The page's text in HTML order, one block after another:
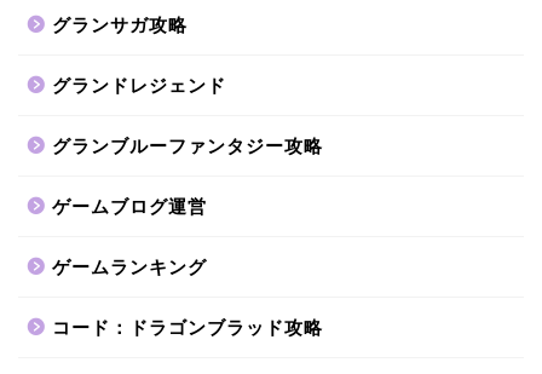
グランサガ攻略
グランドレジェンド
グランブルーファンタジー攻略
ゲームブログ運営
ゲームランキング
コード：ドラゴンブラッド攻略